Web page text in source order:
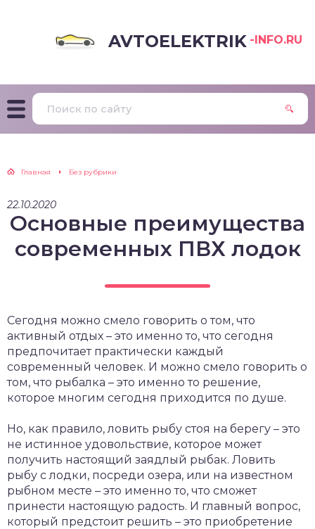
AVTOELEKTRIK -INFO.RU
Главная Без рубрики
22.10.2020
Основные преимущества
современных ПВХ лодок
Сегодня можно смело говорить о том, что
активный отдых – это именно то, что сегодня
предпочитает практически каждый
современный человек. И можно смело говорить о
том, что рыбалка – это именно то решение,
которое многим сегодня приходится по душе.
Но, как правило, ловить рыбу стоя на берегу – это
не истинное удовольствие, которое может
получить настоящий заядлый рыбак. Ловить
рыбу с лодки, посреди озера, или на известном
рыбном месте – это именно то, что сможет
принести настоящую радость. И главный вопрос,
который предстоит решить – это приобретение